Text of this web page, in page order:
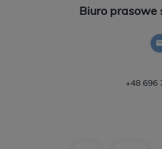
Biuro prasowe
+48 696